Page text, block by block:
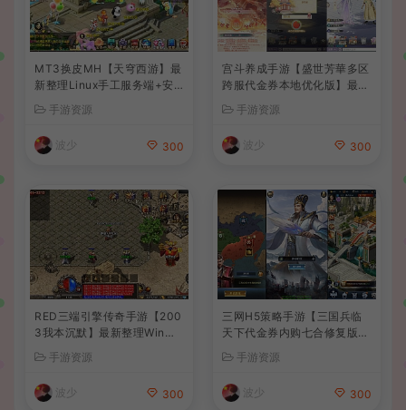
MT3换皮MH【天穹西游】最
新整理Linux手工服务端+安
卓苹果双端+GM后台+详细搭
建教程+全套源码+视频教程
手游资源
波少 300
宫斗养成手游【盛世芳華多区
跨服代金券本地优化版】最新
整理单机一键即玩端+Linux
手工服务端+CDK授权后台
+安卓+详细搭建教程
手游资源
波少 300
RED三端引擎传奇手游【200
3我本沉默】最新整理Win系
服务端+安卓苹果PC三端+详
细搭建教程
手游资源
波少 300
三网H5策略手游【三国兵临
天下代金券内购七合修复版】
最新整理单机一键即玩镜像端
+Linux手工服务端+管理后台
+GM授权后台+简易安卓客户
端+详细搭建教程+视频教程
手游资源
波少 300